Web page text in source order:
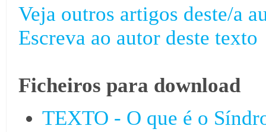
Veja outros artigos deste/a
Escreva ao autor deste texto
Ficheiros para download
TEXTO - O que é o